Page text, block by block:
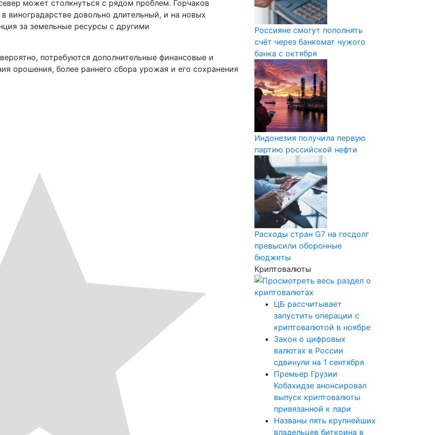
может столкнуться с рядом проблем. Горчаков
виноградарстве довольно длительный, и на новых
за земельные ресурсы с другими
потребуются дополнительные финансовые и
орошения, более раннего сбора урожая и его сохранения
Россияне смогут пополнять
счёт через банкомат чужого
банка с октября
Индонезия получила первую
партию российской нефти
Расходы стран G7 на госдолг
превысили оборонные
бюджеты
Криптовалюты
ЦБ рассчитывает
запустить операции с
криптовалютой в ноябре
Закон о цифровых
валютах в России
сдвинули на 1 сентября
Премьер Грузии
Кобахидзе анонсировал
выпуск криптовалюты
привязанной к лари
Названы пять крупнейших
владельцев биткоина в